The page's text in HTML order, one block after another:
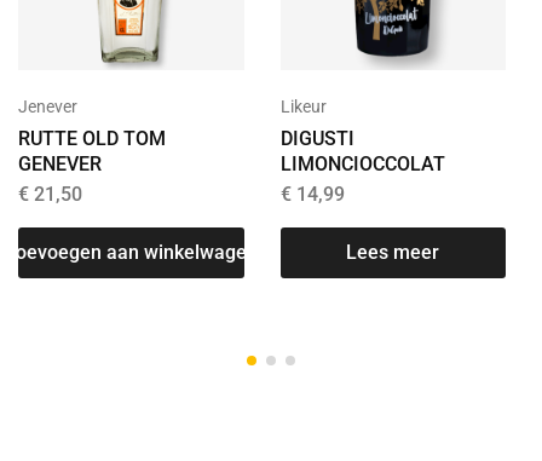
Jenever
RUTTE OLD TOM
GENEVER
€ 21,50
Toevoegen aan winkelwagen
Likeur
DIGUSTI
LIMONCIOCCOLAT
€14,99
Lees meer